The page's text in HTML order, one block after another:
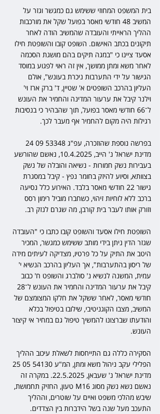
בית המשפט המחוזי ששימש גם כמגשר וגזר על
המשיב 48 חודשי מאסר בפועל שקל את מורכבות
ההליך הראייתי והעובדה שהמשיב הודה לאחר
תיקונים בכתב האישום. השופט קובו והשופטת חילו
אסעד ציינו כי "במגה תיקים בהם מושגת הסכמה
לאחר משא ומתן ממושך, אין זה ראוי לפגוע במוסד
הגישור על ידי התערבות ניכרת בעונש", אולם
העליון בהרכב השופטים א' שטיין, ד' ברק ארז וי'
וילנר קיבל את ערעור המדינה והחמיר את העונש
ל־66 חודשי מאסר בפועל, תוך שהבהיר כי בנסיבות
רגילות היה מקום להחמיר אף מעבר לכך.
מדינת ישראל נ' הייב, 10.4.2025, נאשם שהורשע
בעבירות נשק חמורות - נשיאה והובלה של נשק
בצוותא, וסיוע להיזק בחומר נפץ - קיבל במסגרת
גישור 22 חודשי מאסר בלבד. האירוע כלל נסיעה
ברכב ללא לוחיות זיהוי, כשחברו מוביל רימון רסס
וזורק אותו לעבר בית קורבן, מה שגרם לנזק רב.
השופטת חילו אסעד והשופט קובו כתבו כי "העובדה
שגזר הדין ניתן בידי מותב ששימש כמגשר, המכיר
היטב את התיק על כל פרטיו, מצדיקה לעיתים מידה
של ריסון בהתערבות", אך העליון בהרכב הנשיא י'
עמית, המשנה לנשיא נ' סולברג והשופט ח' כבוב
חודשי מאסר, לאחר ששקל את חלקו המצומצם של
המשיב, מצבו הקוגניטיבי, שילובו בטיפול בכלא
והודעתו שברצונו להמשיך טיפול גם במחיר אי קיצור
העונש.
הסקירה כללה גם התייחסות לשאלת עיכוב ההליך
מדינת ישראל נ' שעבאן, 22.5.2025. במקרה זה
נאשם נשא נשק מסוג M16 טעון, החזיק תחמושת,
שיבש מהלכי משפט ואיים על שוטרים, וההליך
התעכב מעל שנה בשל הידברות בין הצדדים.